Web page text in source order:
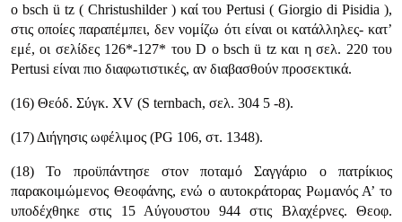
ο bsch ü tz ( Christushilder ) καί του Pertusi ( Giorgio di Pisidia ),
στις οποίες παραπέμπει, δεν νομίζω ότι είναι οι κα­τάλληλες- κατ’
εμέ, οι σελίδες 126*-127* του D ο bsch ü tz και η σελ. 220 του
Pertusi είναι πιο διαφωτιστικές, αν διαβασθούν προσεκτικά.
(16) Θεόδ. Σύγκ. XV (S ternbach, σελ. 304 5 -8).
(17) Διήγησις ωφέλιμος (PG 106, στ. 1348).
(18) Το προϋπάντησε στον ποταμό Σαγγάριο ο πατρίκιος
παρακοιμώμενος Θεοφάνης, ενώ ο αυτοκράτορας Ρωμανός Α’ το
υποδέχθηκε στις 15 Αύγουστου 944 στις Βλαχέρνες. Θεοφ.